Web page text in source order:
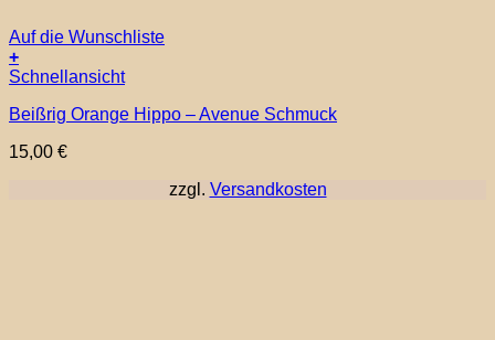
Auf die Wunschliste
+
Schnellansicht
Beißrig Orange Hippo – Avenue Schmuck
15,00 €
zzgl. Versandkosten